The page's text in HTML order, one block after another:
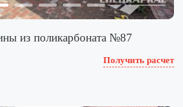
из поликарбоната №87
Получить расчет